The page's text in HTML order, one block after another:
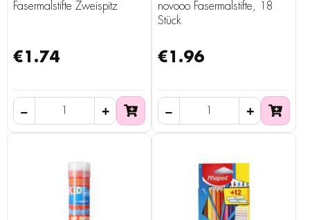
Fasermalstifte Zweispitz
€1.74
novooo Fasermalstifte, 18
Stück
€1.96